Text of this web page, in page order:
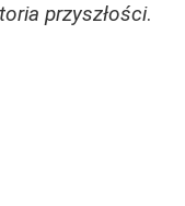
przyszłości.